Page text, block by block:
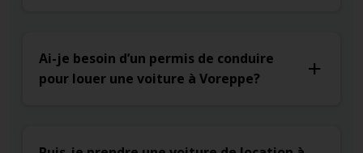
Ai-je besoin d’un permis de conduire
pour louer une voiture à Voreppe?